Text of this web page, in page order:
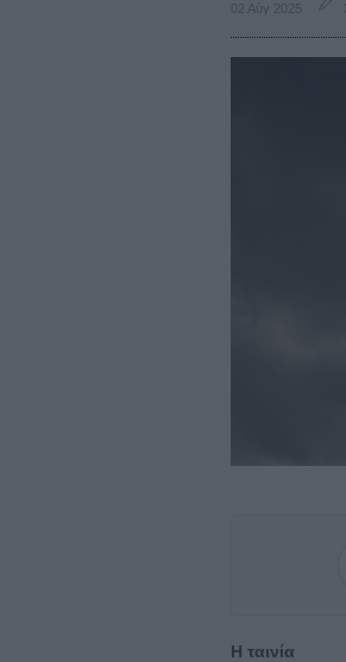
02 Αύγ 2025
Η ταινία